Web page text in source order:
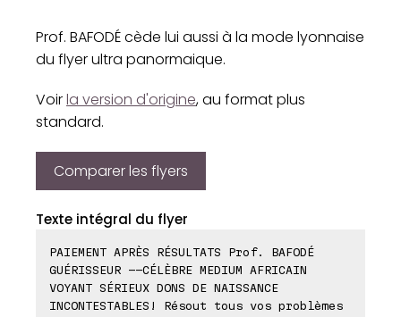
Prof. BAFODÉ cède lui aussi à la mode lyonnaise
du flyer ultra panormaique.
Voirla version d'origine, au format plus
standard.
Comparer les flyers
Texte intégral du flyer
PAIEMENT APRÈS RÉSULTATS Prof. BAFODÉ
GUÉRISSEUR --CÉLÈBRE MEDIUM AFRICAIN
VOYANT SÉRIEUX DONS DE NAISSANCE
INCONTESTABLES! Résout tous vos problèmes